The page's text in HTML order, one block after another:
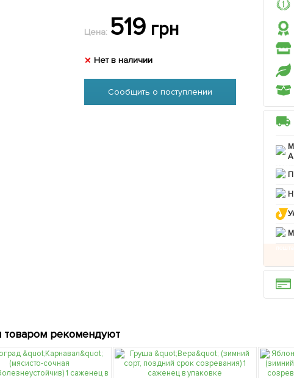
Цена: 519 грн
Нет в наличии
Сообщить о поступлении
товаром рекомендуют